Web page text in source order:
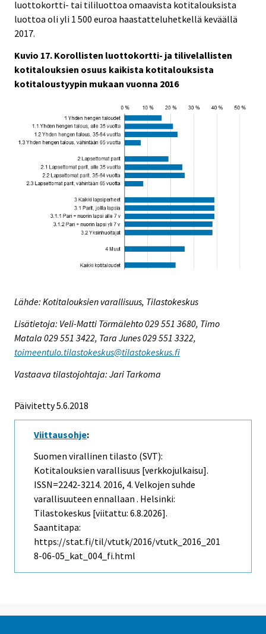
luottokortti- tai tililuottoa omaavista kotitalouksista
luottoa oli yli 1 500 euroa haastatteluhetkellä keväällä
2017.
Kuvio 17. Korollisten luottokortti- ja tilivelallisten
kotitalouksien osuus kaikista kotitalouksista
kotitaloustyypin mukaan vuonna 2016
Lähde: Kotitalouksien varallisuus, Tilastokeskus
Lisätietoja: Veli-Matti Törmälehto 029 551 3680, Timo
Matala 029 551 3422, Tara Junes 029 551 3322,
toimeentulo.tilastokeskus@tilastokeskus.fi
Vastaava tilastojohtaja: Jari Tarkoma
Päivitetty 5.6.2018
Viittausohje:
Suomen virallinen tilasto (SVT):
Kotitalouksien varallisuus [verkkojulkaisu].
ISSN=2242-3214. 2016, 4. Velkojen suhde
varallisuuteen ennallaan . Helsinki:
Tilastokeskus [viitattu: 6.8.2026].
Saantitapa:
https://stat.fi/til/vtutk/2016/vtutk_2016_201
8-06-05_kat_004_fi.html